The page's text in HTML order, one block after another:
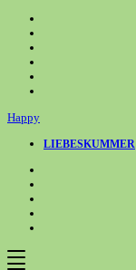
Inhalt
springen
Happy
LIEBESKUMMER